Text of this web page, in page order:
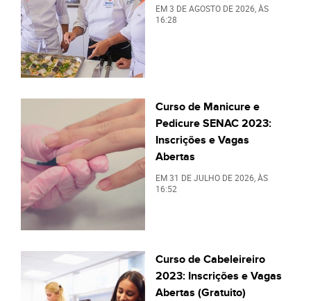
EM3 DE AGOSTO DE 2026 , ÀS
16:28
Curso de Manicure e
Pedicure SENAC 2023:
Inscrições e Vagas
Abertas
EM31 DE JULHO DE 2026 , ÀS
16:52
Curso de Cabeleireiro
2023: Inscrições e Vagas
Abertas (Gratuito)